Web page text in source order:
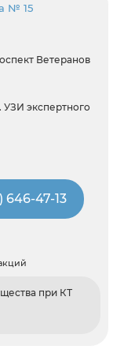
№ 15
Ветеранов
УЗИ экспертного
646-47-13
при КТ